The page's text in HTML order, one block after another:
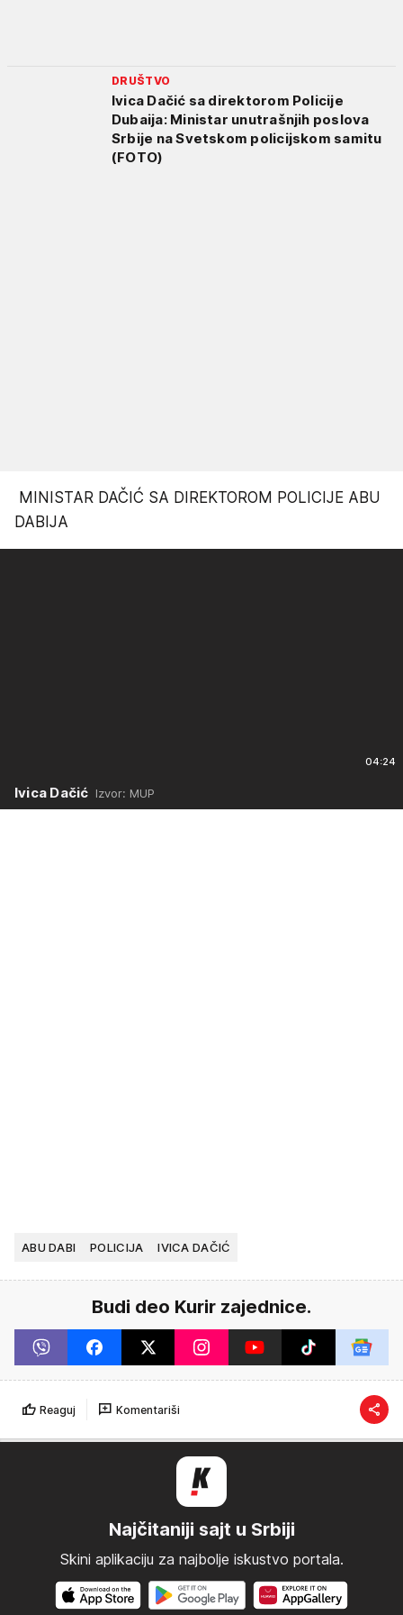
DRUŠTVO
Ivica Dačić sa direktorom Policije
Dubaija: Ministar unutrašnjih poslova
Srbije na Svetskom policijskom samitu
(FOTO)
MINISTAR DAČIĆ SA DIREKTOROM POLICIJE ABU
DABIJA
04:24
Ivica Dačić Izvor: MUP
ABU DABI POLICIJA IVICA DAČIĆ
Budi deo Kurir zajednice.
Reaguj Komentariši
Najčitaniji sajt u Srbiji
Skini aplikaciju za najbolje iskustvo portala.